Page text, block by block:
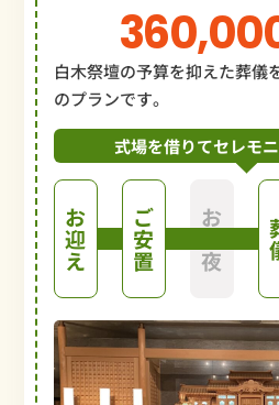
白木祭壇の予算を抑えた葬儀
のプランです。
式場を借りてセレモ
お
迎
え
ご
安
置
お
通
夜